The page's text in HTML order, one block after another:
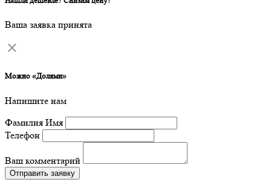
Ваша заявка принята
Можно «Долями»
Напишите нам
Фамилия Имя
Телефон
Ваш комментарий
Отправить заявку